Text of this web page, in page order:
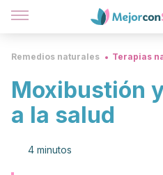
Remedios naturales Terapias
Moxibustión
a la salud
4 minutos